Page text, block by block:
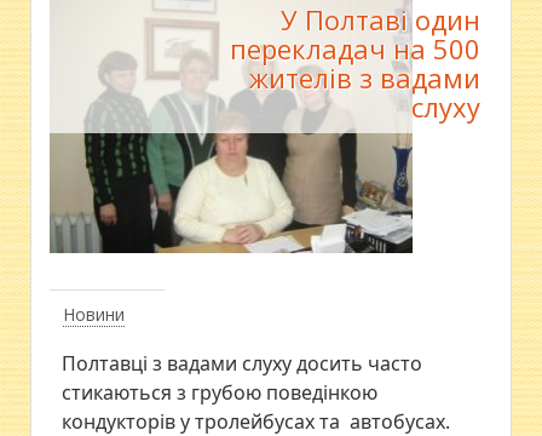
Новини
У Полтаві один
перекладач на 500
жителів з вадами
слуху
Полтавці з вадами слуху досить часто
стикаються з грубою поведінкою
кондукторів у тролейбусах та автобусах.